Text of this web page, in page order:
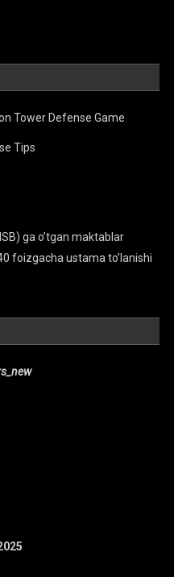
Tower Defense Game
Tips
ga o’tgan maktablar
foizgacha ustama to’lanishi